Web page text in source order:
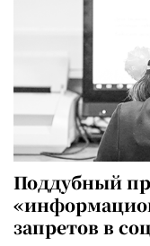
Поддубный
запретов в